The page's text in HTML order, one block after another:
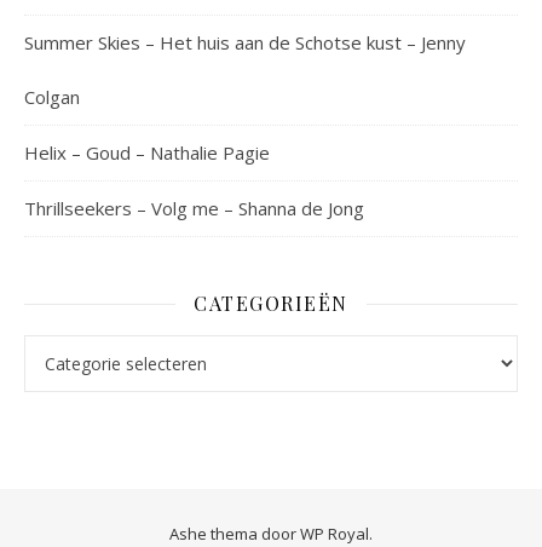
Summer Skies – Het huis aan de Schotse kust – Jenny
Colgan
Helix – Goud – Nathalie Pagie
Thrillseekers – Volg me – Shanna de Jong
CATEGORIEËN
Ashe thema doorWP Royal.